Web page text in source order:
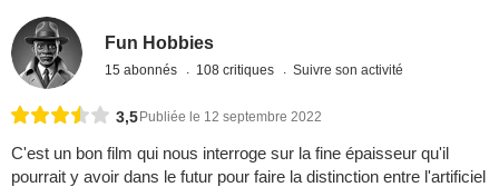
Fun Hobbies
15 abonnés 108 critiques Suivre son activité
3,5Publiée le 12 septembre 2022
C'est un bon film qui nous interroge sur la fine épaisseur qu'il
pourrait y avoir dans le futur pour faire la distinction entre l'artificiel